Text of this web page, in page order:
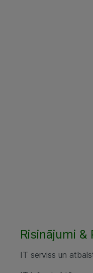
Risinājumi &
IT serviss un